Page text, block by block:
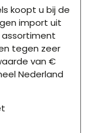
koopt u bij de
import uit
assortiment
tegen zeer
van €
Nederland